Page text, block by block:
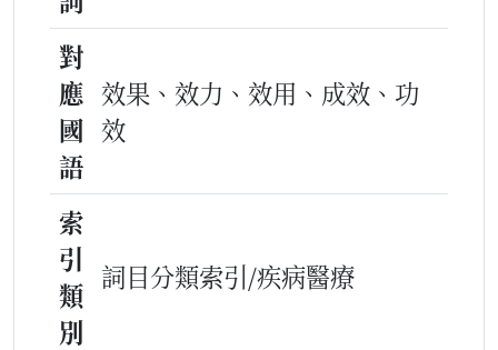
對
應
國
語
效果、效力、效用、成效、功
效
索
引
類
別
詞目分類索引/疾病醫療